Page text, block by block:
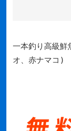
一本釣り高級鮮
オ、赤ナマコ)